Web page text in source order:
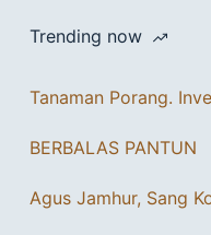
Trending now
Tanaman Porang.
BERBALAS PANTUN
Agus Jamhur, Sang